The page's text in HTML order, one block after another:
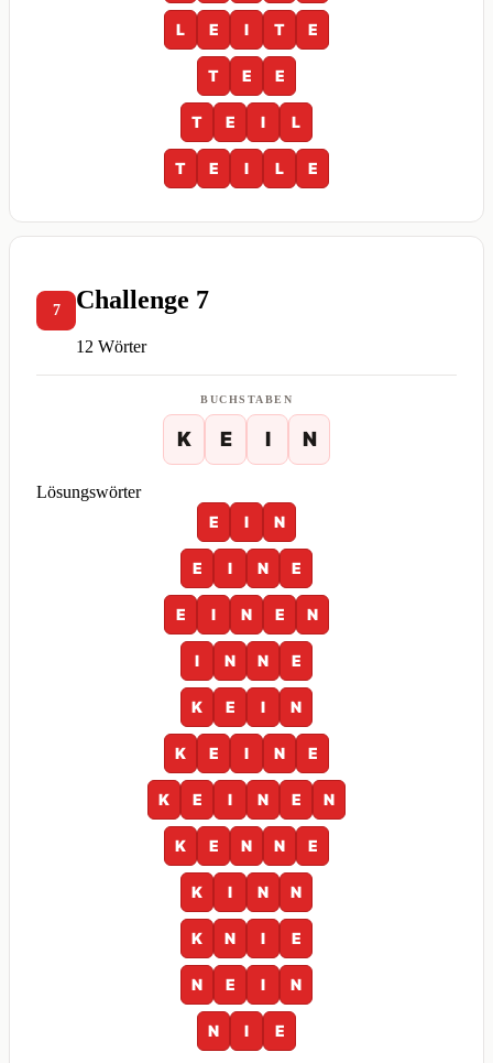
L E I T E
T E E
T E I L
T E I L E
7 Challenge 7
12 Wörter
BUCHSTABEN
K E I N
Lösungswörter
E
I N
E I N E
E I N E N
I N N E
K E I N
K E I N E
K E I N E N
K E N N E
K I N N
K N I E
N E I N
N I E